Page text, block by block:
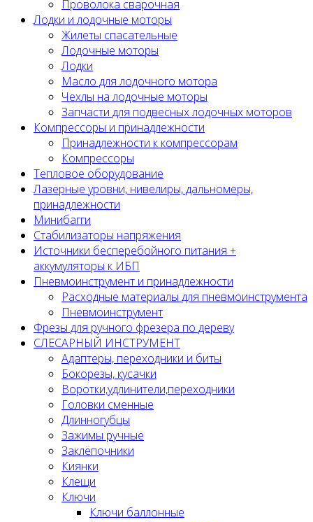
Проволока сварочная
Лодки и лодочные моторы
Жилеты спасательные
Лодочные моторы
Лодки
Масло для лодочного мотора
Чехлы на лодочные моторы
Запчасти для подвесных лодочных моторов
Компрессоры и принадлежности
Принадлежности к компрессорам
Компрессоры
Тепловое оборудование
Лазерные уровни, нивелиры, дальномеры,
принадлежности
Минибагги
Стабилизаторы напряжения
Источники бесперебойного питания +
аккумуляторы к ИБП
Пневмоинструмент и принадлежности
Расходные материалы для пневмоинструмента
Пневмоинструмент
Фрезы для ручного фрезера по дереву
СЛЕСАРНЫЙ ИНСТРУМЕНТ
Адаптеры, переходники и биты
Бокорезы, кусачки
Воротки,удлинители,переходники
Головки сменные
Длинногубцы
Зажимы ручные
Заклёпочники
Киянки
Клещи
Ключи
Ключи баллонные